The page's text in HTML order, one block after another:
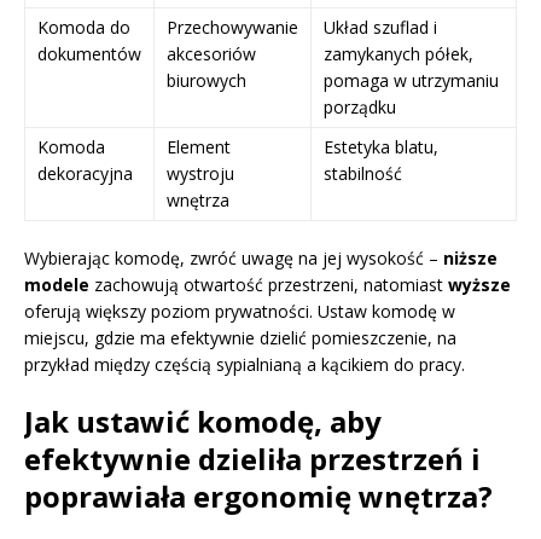
Komoda do
dokumentów
Przechowywanie
akcesoriów
biurowych
Układ szuflad i
zamykanych półek,
pomaga w utrzymaniu
porządku
Komoda
dekoracyjna
Element
wystroju
wnętrza
Estetyka blatu,
stabilność
Wybierając komodę, zwróć uwagę na jej wysokość – niższe
modele zachowują otwartość przestrzeni, natomiast wyższe
oferują większy poziom prywatności. Ustaw komodę w
miejscu, gdzie ma efektywnie dzielić pomieszczenie, na
przykład między częścią sypialnianą a kącikiem do pracy.
Jak ustawić komodę, aby
efektywnie dzieliła przestrzeń i
poprawiała ergonomię wnętrza?